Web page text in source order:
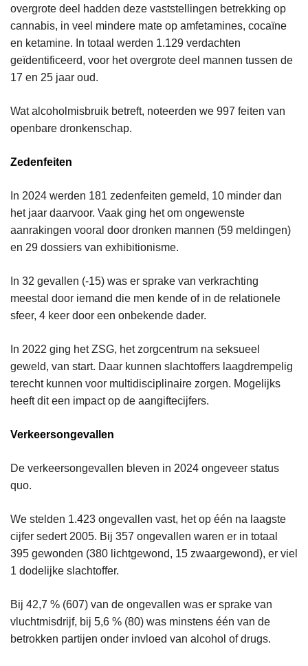
overgrote deel hadden deze vaststellingen betrekking op
cannabis, in veel mindere mate op amfetamines, cocaïne
en ketamine. In totaal werden 1.129 verdachten
geïdentificeerd, voor het overgrote deel mannen tussen de
17 en 25 jaar oud.
Wat alcoholmisbruik betreft, noteerden we 997 feiten van
openbare dronkenschap.
Zedenfeiten
In 2024 werden 181 zedenfeiten gemeld, 10 minder dan
het jaar daarvoor. Vaak ging het om ongewenste
aanrakingen vooral door dronken mannen (59 meldingen)
en 29 dossiers van exhibitionisme.
In 32 gevallen (-15) was er sprake van verkrachting
meestal door iemand die men kende of in de relationele
sfeer, 4 keer door een onbekende dader.
In 2022 ging het ZSG, het zorgcentrum na seksueel
geweld, van start. Daar kunnen slachtoffers laagdrempelig
terecht kunnen voor multidisciplinaire zorgen. Mogelijks
heeft dit een impact op de aangiftecijfers.
Verkeersongevallen
De verkeersongevallen bleven in 2024 ongeveer status
quo.
We stelden 1.423 ongevallen vast, het op één na laagste
cijfer sedert 2005. Bij 357 ongevallen waren er in totaal
395 gewonden (380 lichtgewond, 15 zwaargewond), er viel
1 dodelijke slachtoffer.
Bij 42,7 % (607) van de ongevallen was er sprake van
vluchtmisdrijf, bij 5,6 % (80) was minstens één van de
betrokken partijen onder invloed van alcohol of drugs.